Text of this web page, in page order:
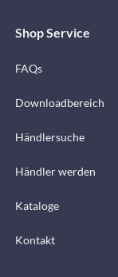
Shop Service
FAQs
Downloadbereich
Händlersuche
Händler werden
Kataloge
Kontakt